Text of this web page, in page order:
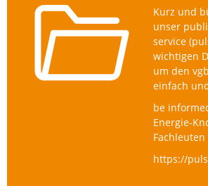
Kurz und
unser
service
wichtigen
um den
einfach
be
Energie-
https://